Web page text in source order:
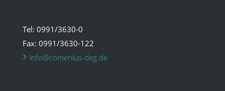
Tel: 0991/3630-0
Fax: 0991/3630-122
info@comenius-deg.de